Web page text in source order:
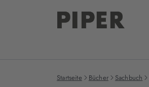
Startseite Bücher Sachbuch